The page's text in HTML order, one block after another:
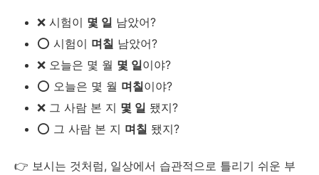
❌ 시험이 몇 일 남았어?
⭕ 시험이 며칠 남았어?
❌ 오늘은 몇 월 몇 일이야?
⭕ 오늘은 몇 월 며칠이야?
❌ 그 사람 본 지 몇 일 됐지?
⭕ 그 사람 본 지 며칠 됐지?
👉 보시는 것처럼, 일상에서 습관적으로 틀리기 쉬운 부